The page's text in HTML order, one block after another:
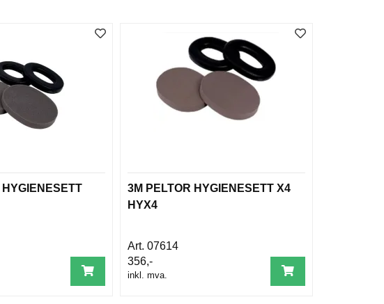
3M PELTOR HYGIENESETT X4
HYX4
07614
356,-
inkl. mva.